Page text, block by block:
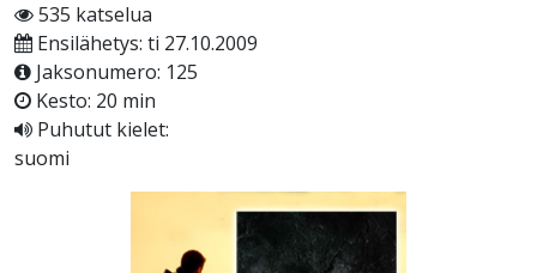
535 katselua
Ensilähetys: ti 27.10.2009
Jaksonumero: 125
Kesto: 20 min
Puhutut kielet:
suomi